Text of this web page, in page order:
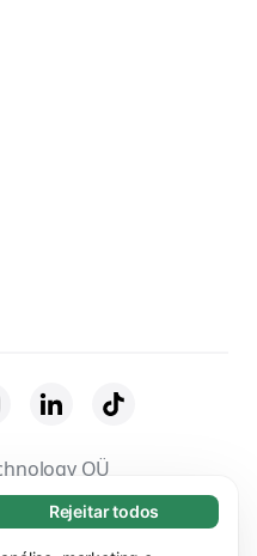
Rejeitar todos
OÜ
& Condições